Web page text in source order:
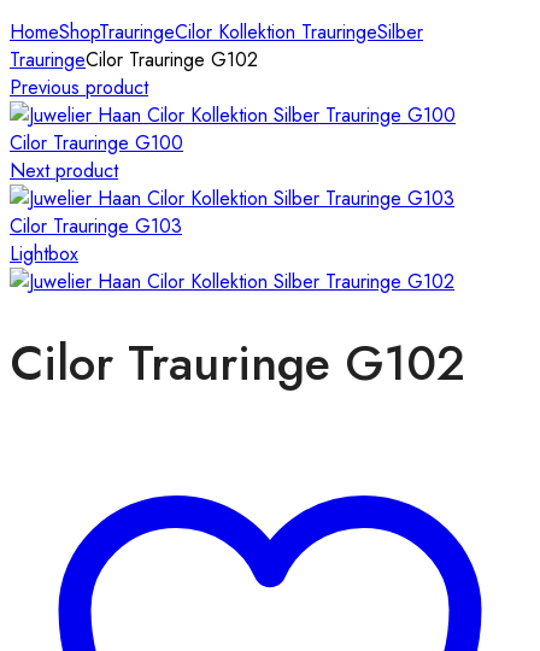
HomeShopTrauringeCilor Kollektion TrauringeSilber
TrauringeCilor Trauringe G102
Previous product
Cilor Trauringe G100
Next product
Cilor Trauringe G103
Lightbox
Cilor Trauringe G102